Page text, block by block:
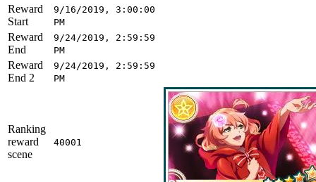
Reward
Start
9/16/2019, 3:00:00
PM
Reward
End
9/24/2019, 2:59:59
PM
Reward
End 2
9/24/2019, 2:59:59
PM
Ranking
reward
scene
40001